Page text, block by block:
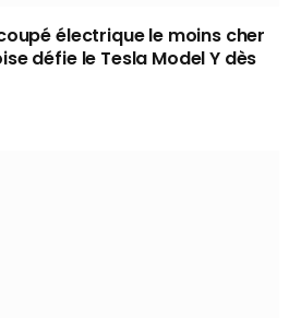
électrique le moins cher
défie le Tesla Model Y dès